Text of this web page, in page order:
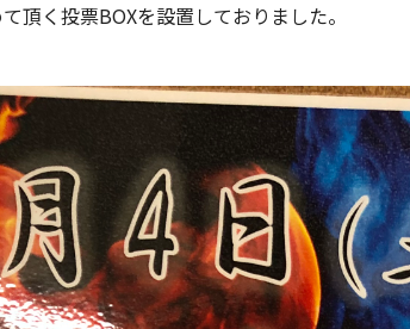
頂く投票BOXを設置しておりました。